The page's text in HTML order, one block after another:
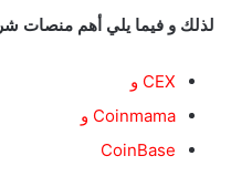
لذلك و فيما يلي أهم منصات
CEX و
Coinmama و
CoinBase